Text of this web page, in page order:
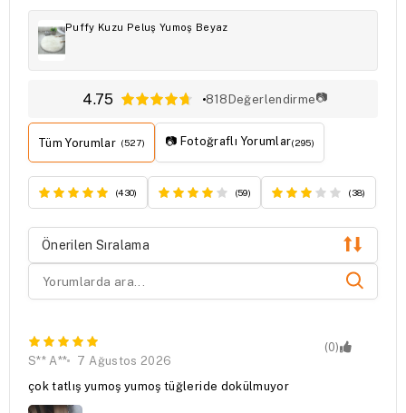
Puffy Kuzu Peluş Yumoş Beyaz
4.75 818 Değerlendirme📷
Tüm Yorumlar (527) 📷 Fotoğraflı Yorumlar(295)
(430) (59) (38)
Önerilen Sıralama
(0)
S** A**
7 Ağustos 2026
çok tatlış yumoş yumoş tüğleride dokülmuyor